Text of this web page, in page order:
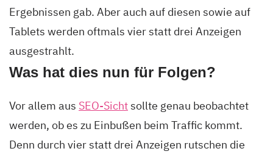
Ergebnissen gab. Aber auch auf diesen sowie auf
Tablets werden oftmals vier statt drei Anzeigen
ausgestrahlt.
Was hat dies nun für Folgen?
Vor allem aus SEO-Sichtsollte genau beobachtet
werden, ob es zu Einbußen beim Traffic kommt.
Denn durch vier statt drei Anzeigen rutschen die